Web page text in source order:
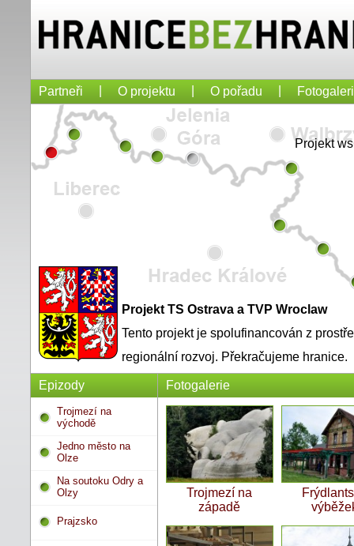
Partneři O projektu O pořadu
Projekt
Projekt TS Ostrava a TVP Wroclaw
Tento projekt je spolufinancován z
regionální rozvoj. Překračujeme hranice.
Epizody
Trojmezí na
východě
Jedno město na
Olze
Na soutoku Odry a
Olzy
Prajzsko
Fotogalerie
Trojmezí na
západě